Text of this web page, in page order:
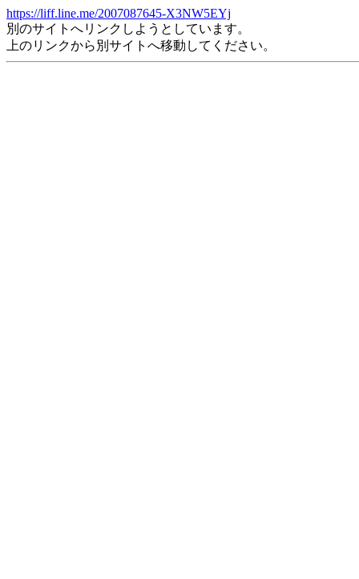
https://liff.line.me/2007087645-X3NW5EYj
別のサイトへリンクしようとしています。
上のリンクから別サイトへ移動してください。